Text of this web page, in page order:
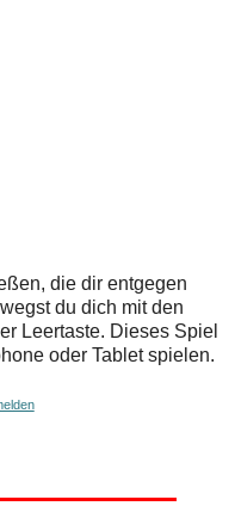
die dir entgegen
du dich mit den
Leertaste. Dieses Spiel
oder Tablet spielen.